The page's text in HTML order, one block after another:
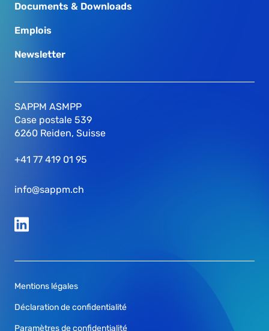
Documents & Downloads
Emplois
Newsletter
SAPPM ASMPP
Case postale 539
6260 Reiden, Suisse
+41 77 419 01 95
info@sappm.ch
Mentions légales
Déclaration de confidentialité
Paramètres de confidentialité